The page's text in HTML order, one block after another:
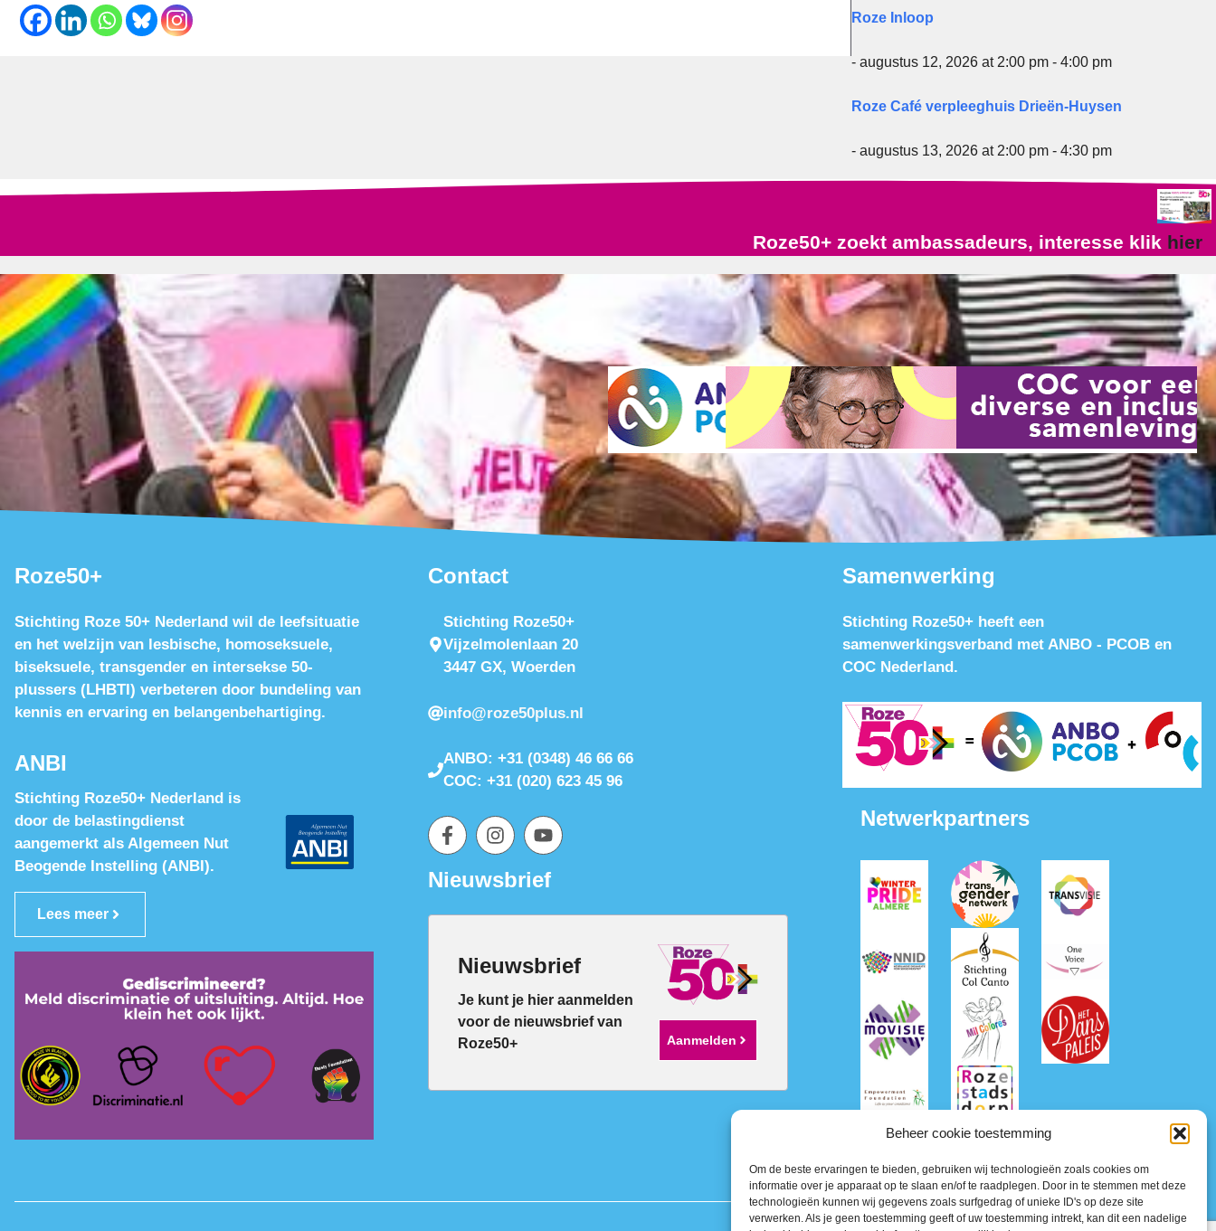
Beheer cookie toestemming
Om de beste ervaringen te bieden, gebruiken wij technologieën zoals cookies om
informatie over je apparaat op te slaan en/of te raadplegen. Door in te stemmen met deze
technologieën kunnen wij gegevens zoals surfgedrag of unieke ID's op deze site
verwerken. Als je geen toestemming geeft of uw toestemming intrekt, kan dit een nadelige
Roze Inloop
- augustus 12, 2026 at 2:00 pm - 4:00 pm
Roze Café verpleeghuis Drieën-Huysen
- augustus 13, 2026 at 2:00 pm - 4:30 pm
Roze50+ zoekt ambassadeurs, interesse klik hier
Roze50+
Stichting Roze 50+ Nederland wil de leefsituatie
en het welzijn van lesbische, homoseksuele,
biseksuele, transgender en intersekse 50-
plussers (LHBTI) verbeteren door bundeling van
kennis en ervaring en belangenbehartiging.
ANBI
Stichting Roze50+ Nederland is
door de belastingdienst
aangemerkt als Algemeen Nut
Beogende Instelling (ANBI).
Lees meer
Contact
Stichting Roze50+
Vijzelmolenlaan 20
3447 GX, Woerden
info@roze50plus.nl
ANBO: +31 (0348) 46 66 66
COC: +31 (020) 623 45 96
Nieuwsbrief
Nieuwsbrief
Je kunt je hier aanmelden
voor de nieuwsbrief van
Roze50+
Aanmelden
Samenwerking
Stichting Roze50+ heeft een
samenwerkingsverband met ANBO - PCOB en
COC Nederland.
Netwerkpartners